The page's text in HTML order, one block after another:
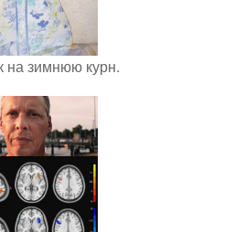
на зимнюю курн.